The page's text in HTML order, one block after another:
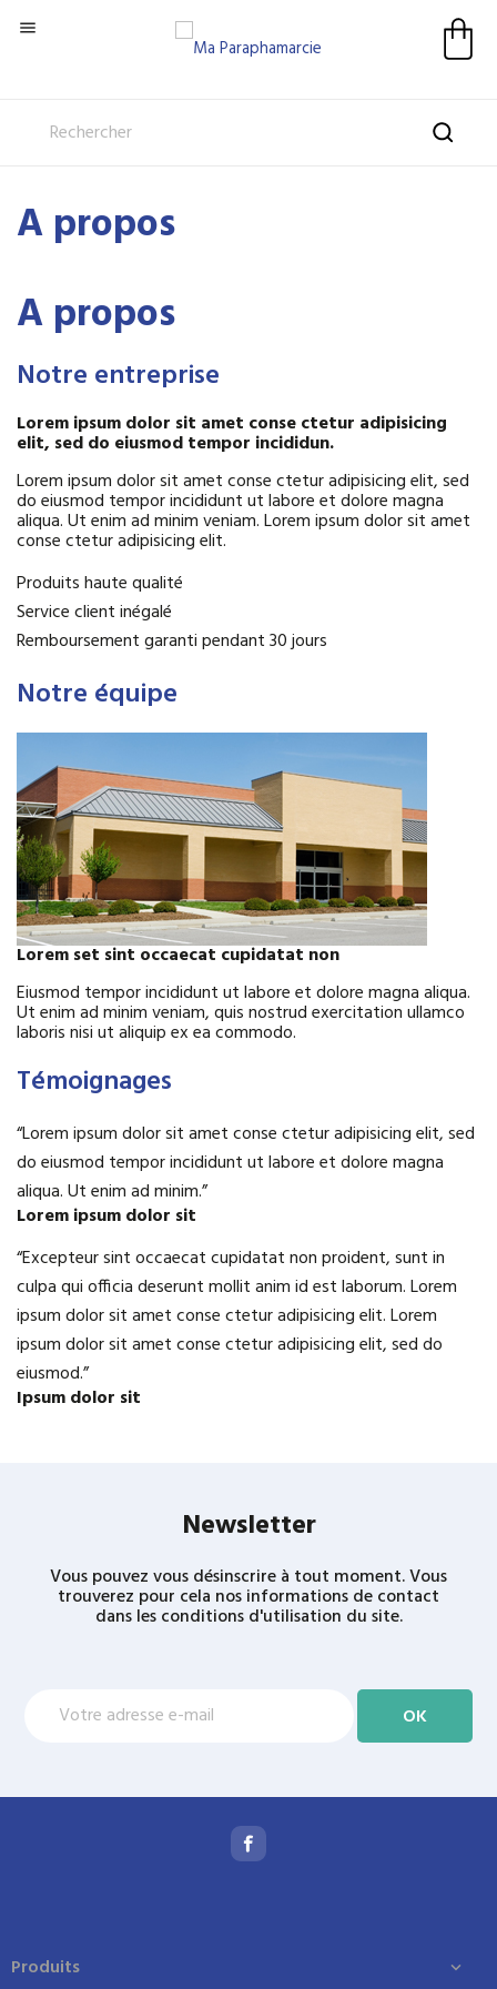

A propos
A propos
Notre entreprise
Lorem ipsum dolor sit amet conse ctetur adipisicing
elit, sed do eiusmod tempor incididun.
Lorem ipsum dolor sit amet conse ctetur adipisicing elit, sed
do eiusmod tempor incididunt ut labore et dolore magna
aliqua. Ut enim ad minim veniam. Lorem ipsum dolor sit amet
conse ctetur adipisicing elit.
Produits haute qualité
Service client inégalé
Remboursement garanti pendant 30 jours
Notre équipe
Lorem set sint occaecat cupidatat non
Eiusmod tempor incididunt ut labore et dolore magna aliqua.
Ut enim ad minim veniam, quis nostrud exercitation ullamco
laboris nisi ut aliquip ex ea commodo.
Témoignages
“Lorem ipsum dolor sit amet conse ctetur adipisicing elit, sed
do eiusmod tempor incididunt ut labore et dolore magna
aliqua. Ut enim ad minim.”
Lorem ipsum dolor sit
“Excepteur sint occaecat cupidatat non proident, sunt in
culpa qui officia deserunt mollit anim id est laborum. Lorem
ipsum dolor sit amet conse ctetur adipisicing elit. Lorem
ipsum dolor sit amet conse ctetur adipisicing elit, sed do
eiusmod.”
Ipsum dolor sit
Newsletter
Vous pouvez vous désinscrire à tout moment. Vous
trouverez pour cela nos informations de contact
dans les conditions d'utilisation du site.
Produits 